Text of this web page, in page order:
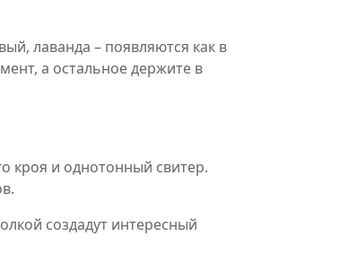
лаванда – появляются как в
а остальное держите в
кроя и однотонный свитер.
создадут интересный